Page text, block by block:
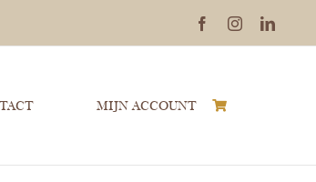
FacebookInstagram
MIJN ACCOUNT